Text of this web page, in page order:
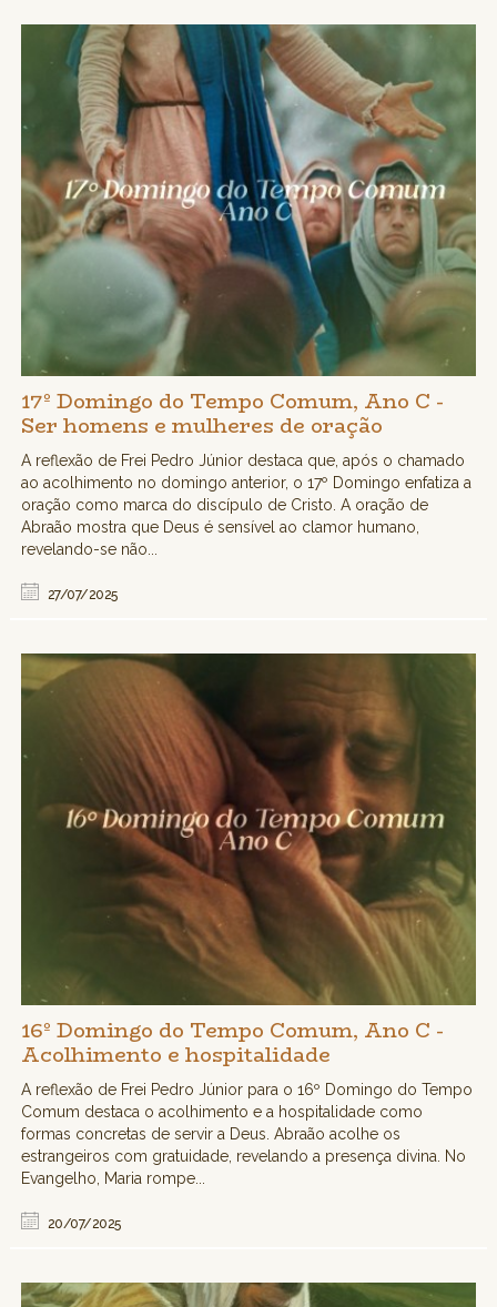
17º Domingo do Tempo Comum, Ano C -
Ser homens e mulheres de oração
A reflexão de Frei Pedro Júnior destaca que, após o chamado
ao acolhimento no domingo anterior, o 17º Domingo enfatiza a
oração como marca do discípulo de Cristo. A oração de
Abraão mostra que Deus é sensível ao clamor humano,
revelando-se não...
27/07/2025
16º Domingo do Tempo Comum, Ano C -
Acolhimento e hospitalidade
A reflexão de Frei Pedro Júnior para o 16º Domingo do Tempo
Comum destaca o acolhimento e a hospitalidade como
formas concretas de servir a Deus. Abraão acolhe os
estrangeiros com gratuidade, revelando a presença divina. No
Evangelho, Maria rompe...
20/07/2025